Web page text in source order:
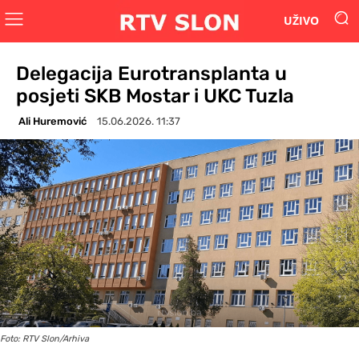
UŽIVO
Delegacija Eurotransplanta u
posjeti SKB Mostar i UKC Tuzla
Ali Huremović 15.06.2026. 11:37
Foto: RTV Slon/Arhiva